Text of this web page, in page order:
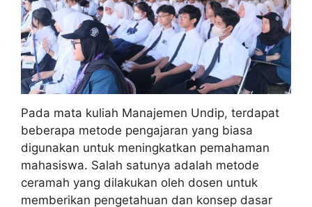
Pada mata kuliah Manajemen Undip, terdapat
beberapa metode pengajaran yang biasa
digunakan untuk meningkatkan pemahaman
mahasiswa. Salah satunya adalah metode
ceramah yang dilakukan oleh dosen untuk
memberikan pengetahuan dan konsep dasar